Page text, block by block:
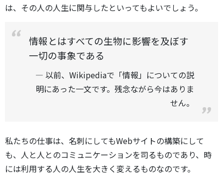
は、その人の人生に関与したといってもよいでしょう。
情報とはすべての生物に影響を及ぼす
一切の事象である
以前、Wikipediaで「情報」についての説
明にあった一文です。残念ながら今はありま
せん。
私たちの仕事は、名刺にしてもWebサイトの構築にして
も、人と人とのコミュニケーションを司るものであり、時
には利用する人の人生を大きく変えるものなのです。